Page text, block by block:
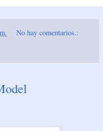
No hay comentarios.: